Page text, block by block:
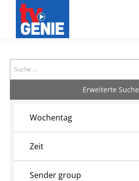
Search
Erweiterte Suche
Wochentag
Zeit
Sender group